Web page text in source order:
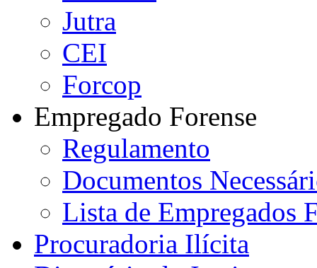
Jutra
CEI
Forcop
Empregado Forense
Regulamento
Documentos
Lista de Empregados
Procuradoria Ilícita